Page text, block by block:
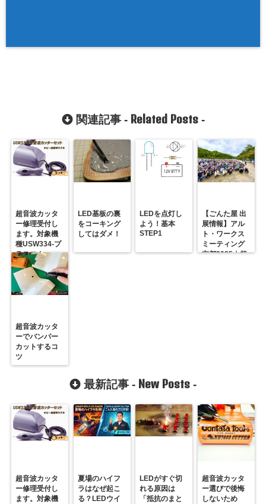
関連記事 - Related Posts-
超音波カッタ
ー修理受付し
ます。対象機
種USW334-プ
ラスコム-
R31GONTA
LED基板の裏
をコーキング
してはダメ！
LEDを点灯し
よう！基本
STEP1
【ごんた屋 出
展情報】アル
ト・ワークス
ミーティング
京都2025｜超
超音波カッタ
ーでバンパー
カットするコ
ツ
最新記事 - New Posts -
超音波カッタ
ー修理受付し
ます。対象機
夏場のハイフ
ラはなぜ起こ
る？LEDウイ
LEDがすぐ切
れる原因は
「抵抗のまと
超音波カッタ
ー選びで後悔
しないため